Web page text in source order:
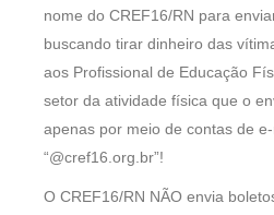
nome do CREF16/RN para
buscando tirar dinheiro das
aos Profissional de Educação
setor da atividade física que o
apenas por meio de contas de
“@cref16.org.br”!
O CREF16/RN NÃO envia